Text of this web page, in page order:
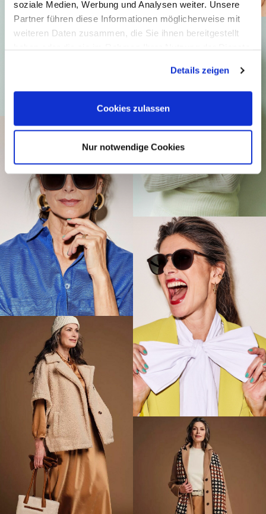
soziale Medien, Werbung und Analysen weiter. Unsere
Partner führen diese Informationen möglicherweise mit
weiteren Daten zusammen, die Sie ihnen bereitgestellt
Details zeigen
Cookies zulassen
Nur notwendige Cookies